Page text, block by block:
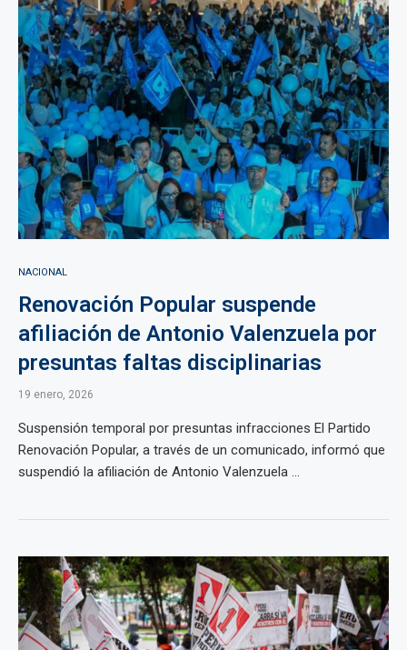
NACIONAL
Renovación Popular suspende
afiliación de Antonio Valenzuela por
presuntas faltas disciplinarias
19 enero, 2026
Suspensión temporal por presuntas infracciones El Partido
Renovación Popular, a través de un comunicado, informó que
suspendió la afiliación de Antonio Valenzuela ...